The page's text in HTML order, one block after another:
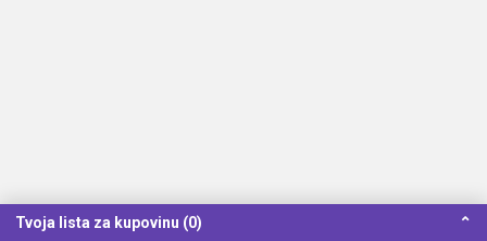
Tvoja lista za kupovinu (0) ⌃